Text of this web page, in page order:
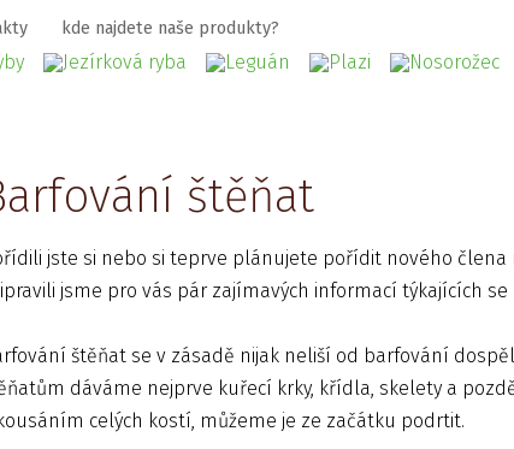
kde najdete naše produkty?
štěňat
jste si nebo si teprve plánujete pořídit nového
jsme pro vás pár zajímavých informací týkajících
štěňat se v zásadě nijak neliší od barfování
dáváme nejprve kuřecí krky, křídla, skelety a
celých kostí, můžeme je ze začátku podrtit.